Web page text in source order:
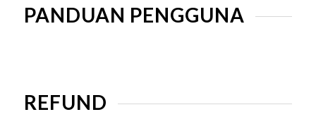
PANDUAN PENGGUNA
REFUND